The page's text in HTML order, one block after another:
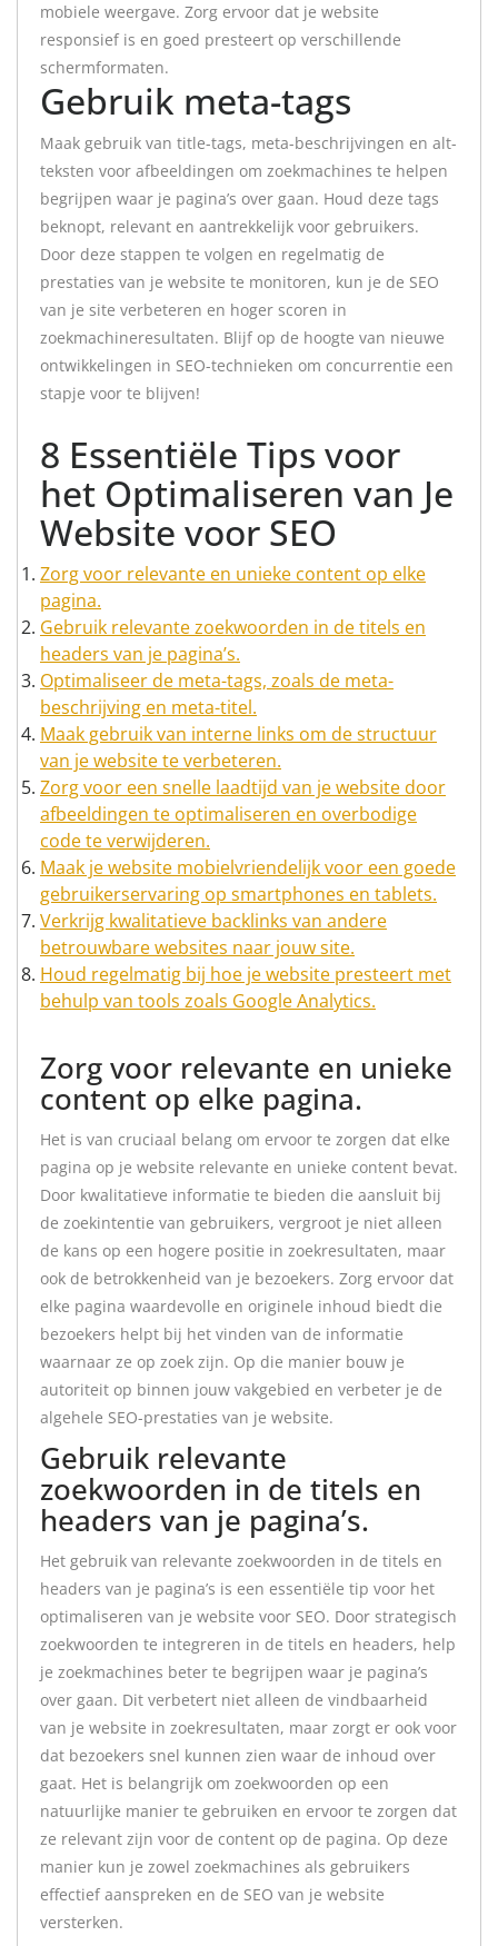
mobiele weergave. Zorg ervoor dat je website
responsief is en goed presteert op verschillende
schermformaten.
Gebruik meta-tags
Maak gebruik van title-tags, meta-beschrijvingen en alt-
teksten voor afbeeldingen om zoekmachines te helpen
begrijpen waar je pagina’s over gaan. Houd deze tags
beknopt, relevant en aantrekkelijk voor gebruikers.
Door deze stappen te volgen en regelmatig de
prestaties van je website te monitoren, kun je de SEO
van je site verbeteren en hoger scoren in
zoekmachineresultaten. Blijf op de hoogte van nieuwe
ontwikkelingen in SEO-technieken om concurrentie een
stapje voor te blijven!
8 Essentiële Tips voor
het Optimaliseren van Je
Website voor SEO
Zorg voor relevante en unieke content op elke
pagina.
Gebruik relevante zoekwoorden in de titels en
headers van je pagina’s.
Optimaliseer de meta-tags, zoals de meta-
beschrijving en meta-titel.
Maak gebruik van interne links om de structuur
van je website te verbeteren.
Zorg voor een snelle laadtijd van je website door
afbeeldingen te optimaliseren en overbodige
code te verwijderen.
Maak je website mobielvriendelijk voor een goede
gebruikerservaring op smartphones en tablets.
Verkrijg kwalitatieve backlinks van andere
betrouwbare websites naar jouw site.
Houd regelmatig bij hoe je website presteert met
behulp van tools zoals Google Analytics.
Zorg voor relevante en unieke
content op elke pagina.
Het is van cruciaal belang om ervoor te zorgen dat elke
pagina op je website relevante en unieke content bevat.
Door kwalitatieve informatie te bieden die aansluit bij
de zoekintentie van gebruikers, vergroot je niet alleen
de kans op een hogere positie in zoekresultaten, maar
ook de betrokkenheid van je bezoekers. Zorg ervoor dat
elke pagina waardevolle en originele inhoud biedt die
bezoekers helpt bij het vinden van de informatie
waarnaar ze op zoek zijn. Op die manier bouw je
autoriteit op binnen jouw vakgebied en verbeter je de
algehele SEO-prestaties van je website.
Gebruik relevante
zoekwoorden in de titels en
headers van je pagina’s.
Het gebruik van relevante zoekwoorden in de titels en
headers van je pagina’s is een essentiële tip voor het
optimaliseren van je website voor SEO. Door strategisch
zoekwoorden te integreren in de titels en headers, help
je zoekmachines beter te begrijpen waar je pagina’s
over gaan. Dit verbetert niet alleen de vindbaarheid
van je website in zoekresultaten, maar zorgt er ook voor
dat bezoekers snel kunnen zien waar de inhoud over
gaat. Het is belangrijk om zoekwoorden op een
natuurlijke manier te gebruiken en ervoor te zorgen dat
ze relevant zijn voor de content op de pagina. Op deze
manier kun je zowel zoekmachines als gebruikers
effectief aanspreken en de SEO van je website
versterken.